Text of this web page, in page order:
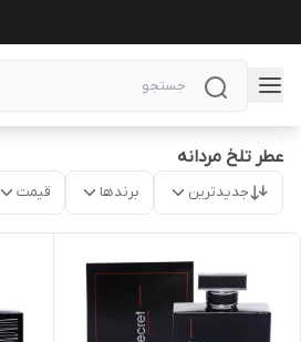
عطر تلخ مردانه
جدیدترین برندها قیمت